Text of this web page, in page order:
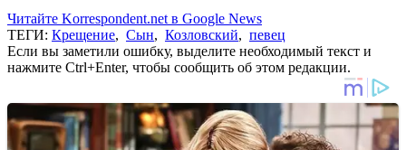
Читайте Korrespondent.net в Google News
ТЕГИ: Крещение, Сын, Козловский, певец
Если вы заметили ошибку, выделите необходимый текст и
нажмите Ctrl+Enter, чтобы сообщить об этом редакции.